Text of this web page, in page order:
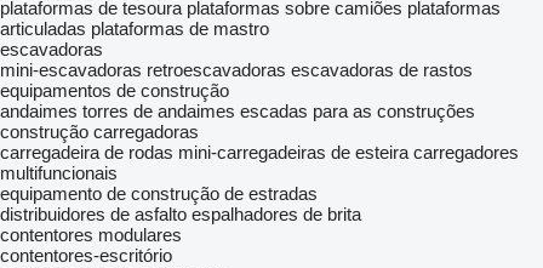
plataformas de tesoura plataformas sobre camiões plataformas
articuladas plataformas de mastro
escavadoras
mini-escavadoras retroescavadoras escavadoras de rastos
equipamentos de construção
andaimes torres de andaimes escadas para as construções
construção carregadoras
carregadeira de rodas mini-carregadeiras de esteira carregadores
multifuncionais
equipamento de construção de estradas
distribuidores de asfalto espalhadores de brita
contentores modulares
contentores-escritório